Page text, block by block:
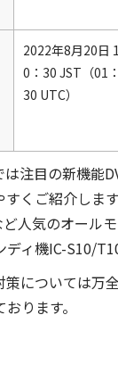
2022年8月20日 1
0：30 JST（01：
30 UTC）
は注目の新機能
くご紹介しま
人気のオール
ィ機IC-S10/
策については万
ります。